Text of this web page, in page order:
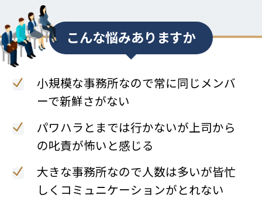
こんな悩みありますか
小規模な事務所なので常に同じメンバ
ーで新鮮さがない
パワハラとまでは行かないが上司から
の叱責が怖いと感じる
大きな事務所なので人数は多いが皆忙
しくコミュニケーションがとれない